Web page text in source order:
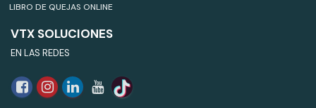
LIBRO DE QUEJAS ONLINE
VTX SOLUCIONES
EN LAS REDES